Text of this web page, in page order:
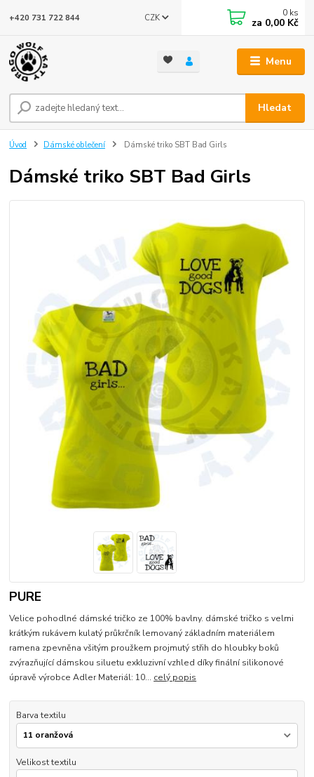
Menu
CZK
Hledat
+420 731 722 844 0 ks
za 0,00 Kč
Úvod Dámské oblečení Dámské triko SBT Bad Girls
Dámské triko SBT Bad Girls
PURE
Velice pohodlné dámské tričko ze 100% bavlny. dámské tričko s velmi
krátkým rukávem kulatý průkrčník lemovaný základním materiálem
ramena zpevněna všitým proužkem projmutý střih do hloubky boků
zvýrazňující dámskou siluetu exkluzivní vzhled díky finální silikonové
úpravě výrobce Adler Materiál: 10... celý popis
Barva textilu
Velikost textilu